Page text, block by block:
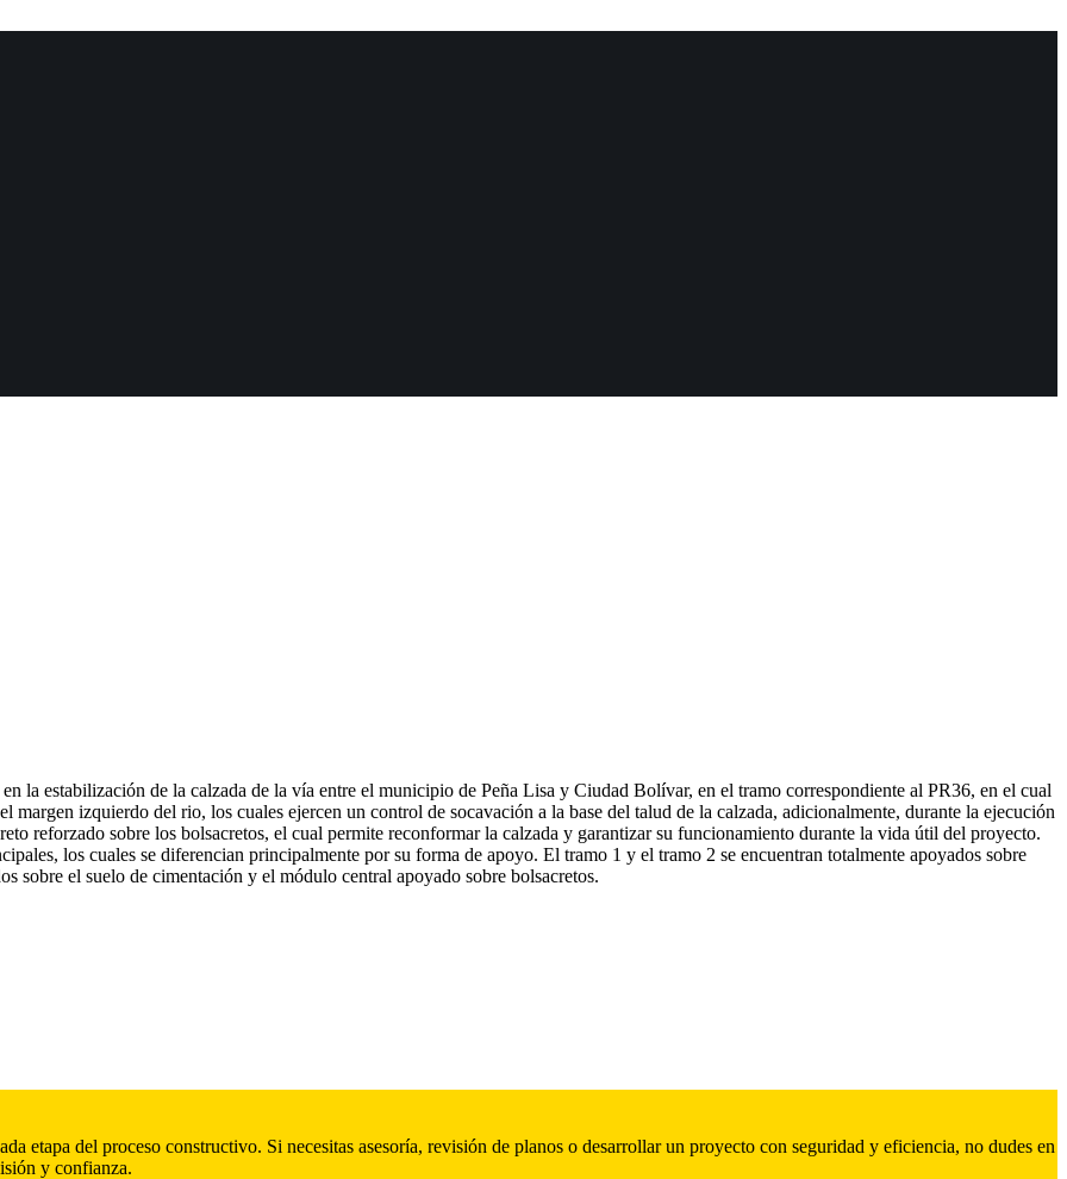
la estabilización de la calzada de la vía entre el municipio de Peña Lisa y Ciudad Bolívar, en el tramo correspondiente al PR36, en el cual
izquierdo del rio, los cuales ejercen un control de socavación a la base del talud de la calzada, adicionalmente, durante la ejecución
reforzado sobre los bolsacretos, el cual permite reconformar la calzada y garantizar su funcionamiento durante la vida útil del proyecto.
los cuales se diferencian principalmente por su forma de apoyo. El tramo 1 y el tramo 2 se encuentran totalmente apoyados sobre
sobre el suelo de cimentación y el módulo central apoyado sobre bolsacretos.
etapa del proceso constructivo. Si necesitas asesoría, revisión de planos o desarrollar un proyecto con seguridad y eficiencia, no dudes en
y confianza.